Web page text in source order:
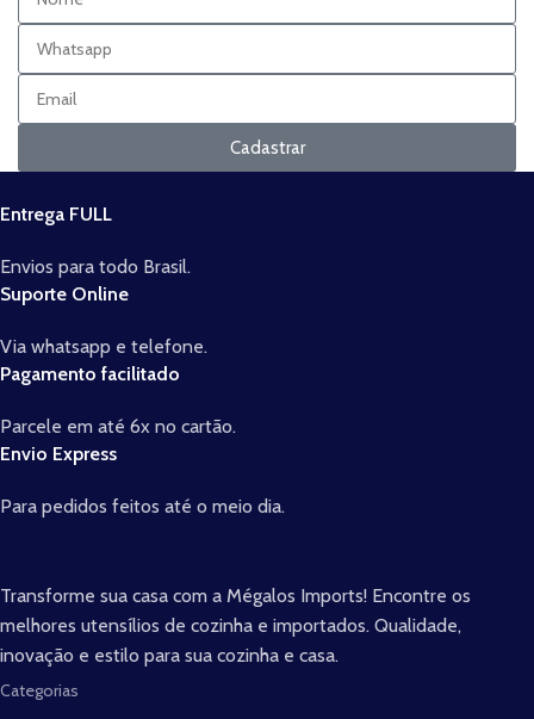
Cadastrar
Entrega FULL
Envios para todo Brasil.
Suporte Online
Via whatsapp e telefone.
Pagamento facilitado
Parcele em até 6x no cartão.
Envio Express
Para pedidos feitos até o meio dia.
Transforme sua casa com a Mégalos Imports! Encontre os
melhores utensílios de cozinha e importados. Qualidade,
inovação e estilo para sua cozinha e casa.
Categorias